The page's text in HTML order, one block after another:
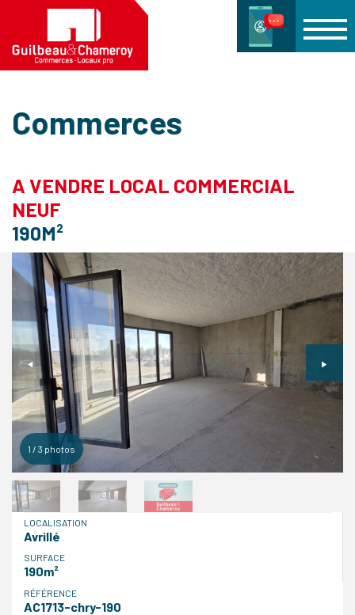
Commerces
A VENDRE LOCAL COMMERCIAL
NEUF
190M²
1 / 3 photos
LOCALISATION
Avrillé
SURFACE
190m²
RÉFÉRENCE
AC1713-chry-190